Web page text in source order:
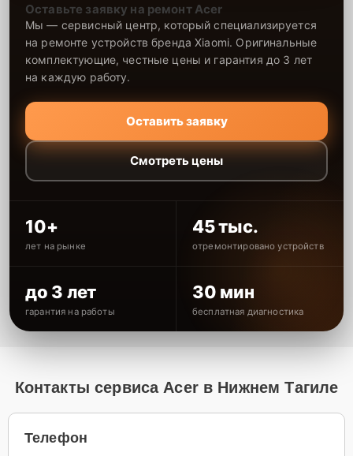
Оставьте заявку на ремонт Acer
Мы — сервисный центр, который специализируется
на ремонте устройств бренда Xiaomi. Оригинальные
комплектующие, честные цены и гарантия до 3 лет
на каждую работу.
Оставить заявку
Смотреть цены
10+
лет на рынке
45 тыс.
отремонтировано устройств
до 3 лет
гарантия на работы
30 мин
бесплатная диагностика
Контакты сервиса Acer в Нижнем Тагиле
Телефон